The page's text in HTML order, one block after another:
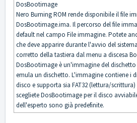
DosBootimage
Nero Burning ROM rende disponibile il file
DosBootimage.ima. Il percorso del file
default nel campo File immagine. Potete
che deve apparire durante l'avvio del
corretto della tastiera dal menu a discesa
DosBootimage è un'immagine del dischetto
emula un dischetto. L'immagine contiene i
disco e supporta sia FAT32 (lettura/scrittura)
scegliete DosBootimage per il disco
dell'esperto sono già predefinite.